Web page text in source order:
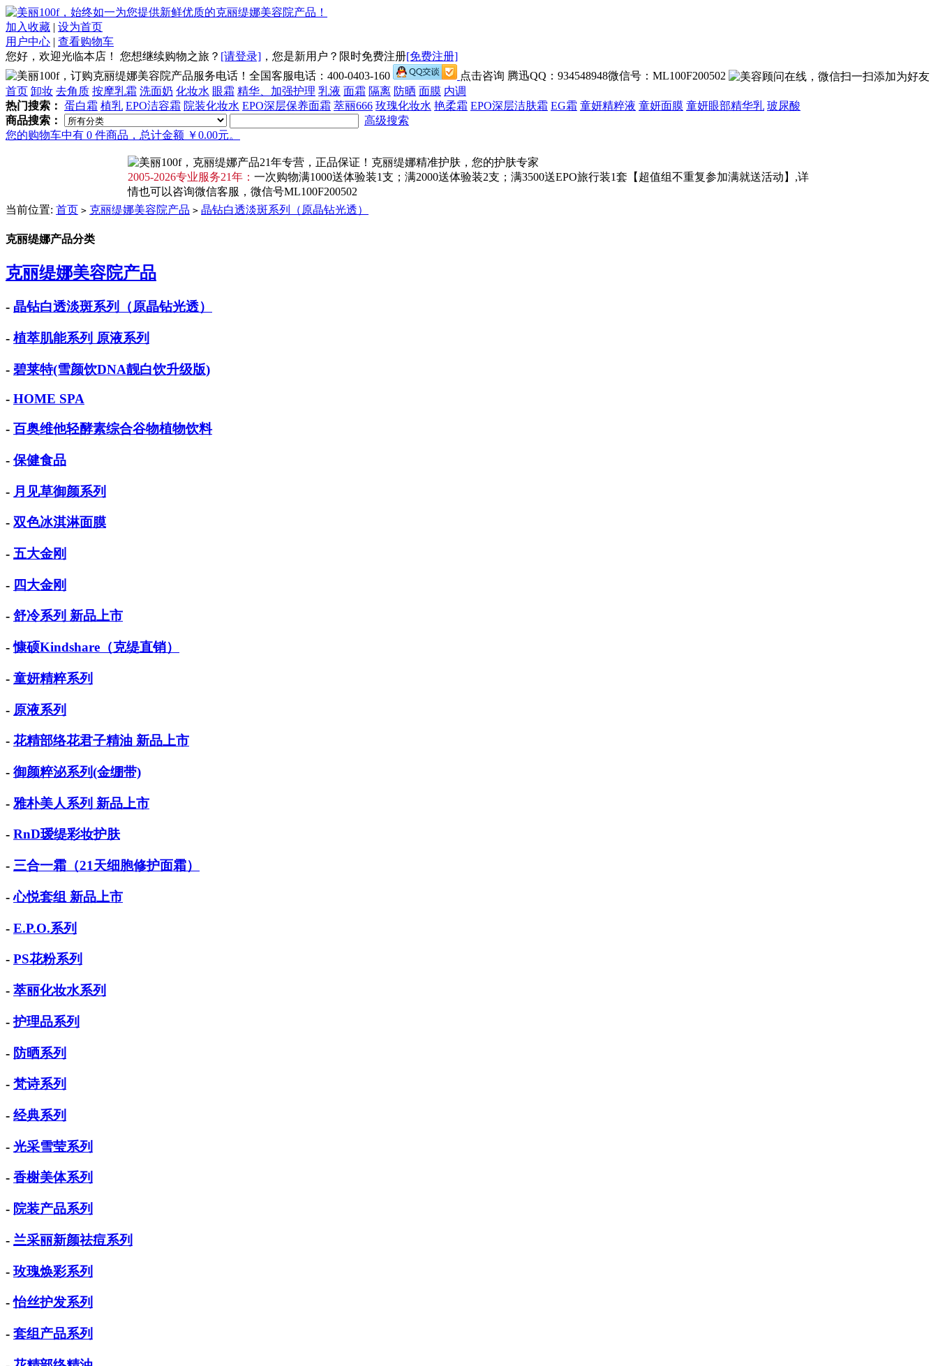
加入收藏 | 设为首页
用户中心 | 查看购物车
您好，欢迎光临本店！ 您想继续购物之旅？ [请登录] ， 您是新用户？限时免费注册[免费注册]
全国客服电话：400-0403-160
点击咨询 腾迅QQ：934548948微信号：ML100F200502
首页 卸妆 去角质 按摩乳霜 洗面奶 化妆水 眼霜 精华、加强护理 乳液 面霜 隔离 防晒 面膜 内调
热门搜索： 蛋白霜 植乳 EPO洁容霜 院装化妆水 EPO深层保养面霜 萃丽666 玫瑰化妆水 艳柔霜 EPO深层洁肤霜 EG霜 童妍精粹液 童妍面膜 童妍眼部精华乳 玻尿酸
商品搜索：
高级搜索
您的购物车中有 0 件商品，总计金额 ￥0.00元。
2005-2026专业服务21年： 一次购物满1000送体验装1支；满2000送体验装2支；满3500送EPO旅行装1套【超值组不重复参加满就送活动】,详
情也可以咨询微信客服，微信号ML100F200502
当前位置: 首页 > 克丽缇娜美容院产品 > 晶钻白透淡斑系列（原晶钻光透）
克丽缇娜产品分类
克丽缇娜美容院产品
- 晶钻白透淡斑系列（原晶钻光透）
- 植萃肌能系列 原液系列
- 碧莱特(雪颜饮DNA靓白饮升级版)
- HOME SPA
- 百奥维他轻酵素综合谷物植物饮料
- 保健食品
- 月见草御颜系列
- 双色冰淇淋面膜
- 五大金刚
- 四大金刚
- 舒冷系列 新品上市
-慷硕Kindshare（克缇直销）
- 童妍精粹系列
- 原液系列
- 花精部络花君子精油 新品上市
- 御颜粹泌系列(金绷带)
- 雅朴美人系列 新品上市
- RnD瑷缇彩妆护肤
- 三合一霜（21天细胞修护面霜）
-心悦套组 新品上市
- E.P.O.系列
- PS花粉系列
- 萃丽化妆水系列
-护理品系列
- 防晒系列
- 梵诗系列
- 经典系列
- 光采雪莹系列
- 香榭美体系列
- 院装产品系列
- 兰采丽新颜祛痘系列
- 玫瑰焕彩系列
-怡丝护发系列
- 套组产品系列